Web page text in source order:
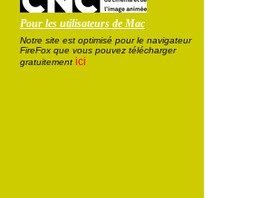
Pour les utilisateurs de Mac
Notre site est optimisé pour le navigateur
FireFox que vous pouvez télécharger
gratuitement ici